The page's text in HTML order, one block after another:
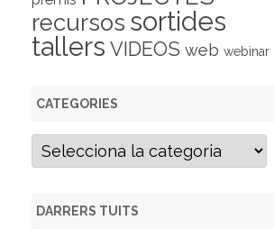
recursos sortides
tallers VIDEOS web webinar
CATEGORIES
C
gDARRERS TUITS